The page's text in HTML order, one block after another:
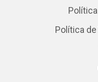
Política